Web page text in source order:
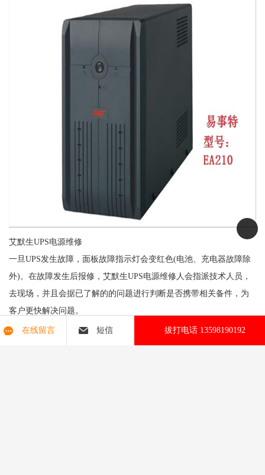
艾默生UPS电源维修
一旦UPS发生故障，面板故障指示灯会变红色(电池、充电器故障除
外)。在故障发生后报修，艾默生UPS电源维修人会指派技术人员，
去现场，并且会据已了解的的问题进行判断是否携带相关备件，为
客户更快解决问题。
迎疆电子一直以为客户提供**的服务来提升企业核心竞争力为目
标，凭借在业界的良好信誉与经销单位建立了良好、密切的合作关
在线留言 短信 拔打电话 13598190192